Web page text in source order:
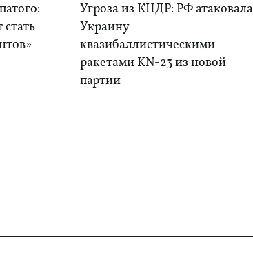
Угроза из КНДР: РФ атаковала
Украину
квазибаллистическими
ракетами KN-23 из новой
партии